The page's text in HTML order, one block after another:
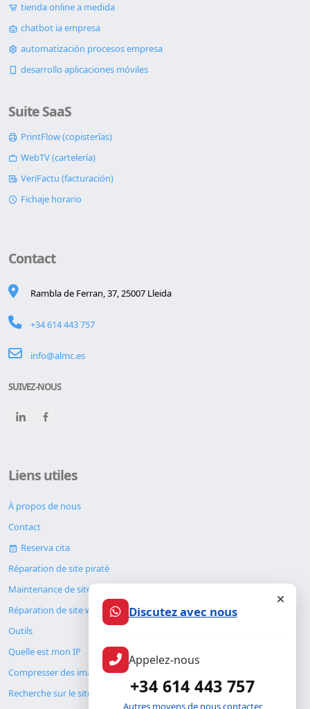
tienda online a medida
chatbot ia empresa
automatización procesos empresa
desarrollo aplicaciones móviles
Suite SaaS
PrintFlow (copisterías)
WebTV (cartelería)
VeriFactu (facturación)
Fichaje horario
Contact
Rambla de Ferran, 37, 25007 Lleida
+34 614 443 757
info@almc.es
SUIVEZ-NOUS
Liens utiles
À propos de nous
Contact
Reserva cita
Réparation de site piraté
Maintenance de site web
Réparation de site web
Outils
Quelle est mon IP
Compresser des images
Recherche sur le site
Discutez avec nous
Appelez-nous
+34 614 443 757
Autres moyens de nous contacter